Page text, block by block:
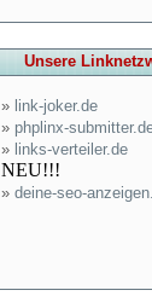
Unsere
» link-joker.de
» phplinx-
» links-verteiler.de
NEU!!!
» deine-seo-